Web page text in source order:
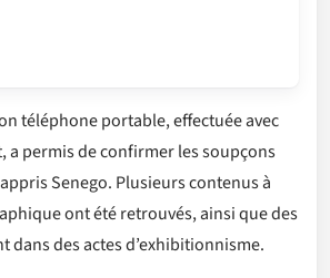
téléphone portable, effectuée avec
a permis de confirmer les soupçons
Senego. Plusieurs contenus à
ont été retrouvés, ainsi que des
dans des actes d’exhibitionnisme.